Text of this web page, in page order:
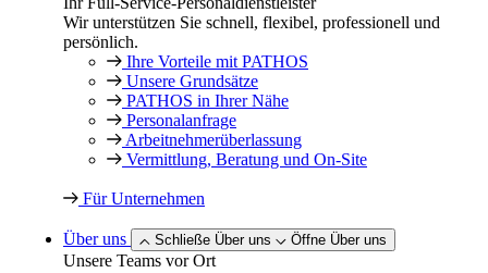
Wir unterstützen Sie schnell, flexibel, professionell und
persönlich.
Ihre Vorteile mit PATHOS
Unsere Grundsätze
PATHOS in Ihrer Nähe
Personalanfrage
Arbeitnehmer­überlassung
Vermittlung, Beratung und On-Site
Für Unternehmen
Über uns Schließe Über uns Öffne Über uns
Unsere Teams vor Ort